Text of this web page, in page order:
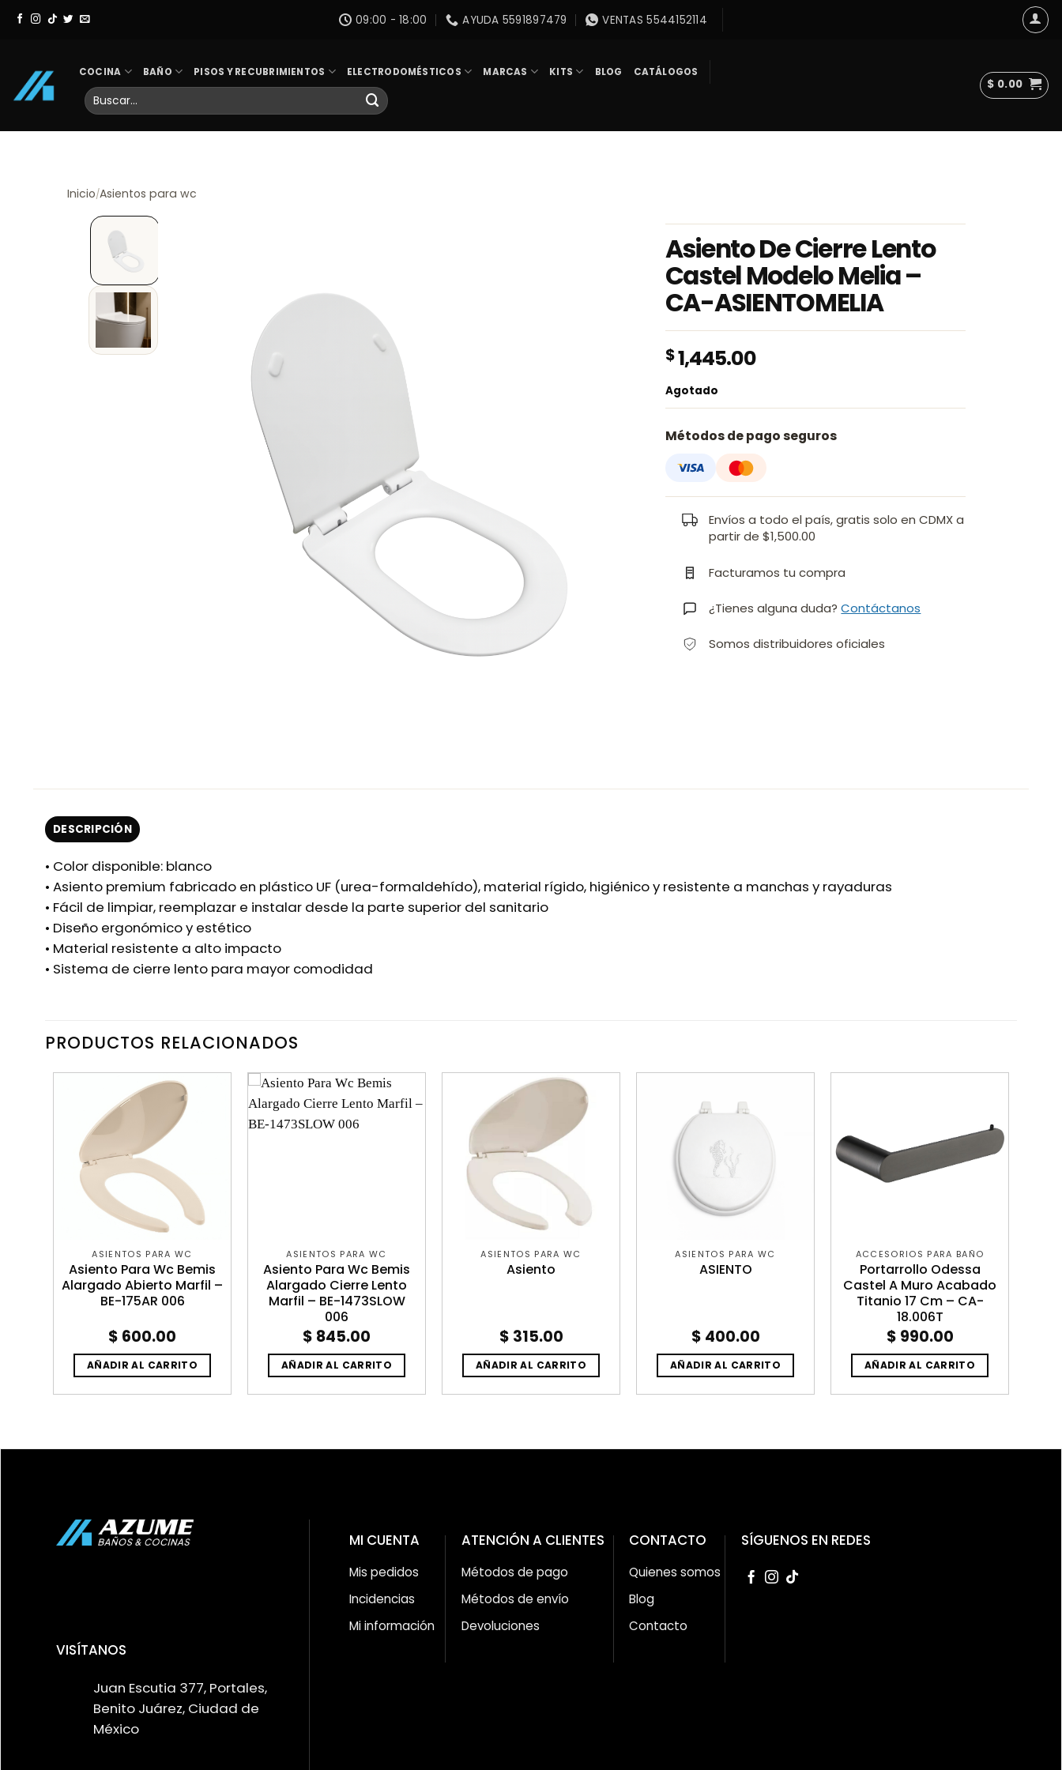
Skip
09:00 - 18:00 AYUDA 5591897479 VENTAS 5544152114
COCINA BAÑO PISOS Y RECUBRIMIENTOS ELECTRODOMÉSTICOS MARCAS KITS BLOG CATÁLOGOS
Buscar
por:
$ 0.00
Inicio/Asientos para wc
Asiento De Cierre Lento
Castel Modelo Melia –
CA-ASIENTOMELIA
$1,445.00
Agotado
Métodos de pago seguros
Envíos a todo el país, gratis solo en CDMX a
partir de $1,500.00
Facturamos tu compra
¿Tienes alguna duda?Contáctanos
Somos distribuidores oficiales
DESCRIPCIÓN
• Color disponible: blanco
• Asiento premium fabricado en plástico UF (urea-formaldehído), material rígido, higiénico y resistente a manchas y rayaduras
• Fácil de limpiar, reemplazar e instalar desde la parte superior del sanitario
• Diseño ergonómico y estético
• Material resistente a alto impacto
• Sistema de cierre lento para mayor comodidad
PRODUCTOS RELACIONADOS
ASIENTOS PARA WC
Asiento Para Wc Bemis
Alargado Abierto Marfil –
BE-175AR 006
$ 600.00
AÑADIR AL CARRITO
ASIENTOS PARA WC
Asiento Para Wc Bemis
Alargado Cierre Lento
Marfil – BE-1473SLOW
006
$ 845.00
AÑADIR AL CARRITO
ASIENTOS PARA WC
Asiento
$ 315.00
AÑADIR AL CARRITO
ASIENTOS PARA WC
ASIENTO
$ 400.00
AÑADIR AL CARRITO
ACCESORIOS PARA BAÑO
Portarrollo Odessa
Castel A Muro Acabado
Titanio 17 Cm – CA-
18.006T
$ 990.00
AÑADIR AL CARRITO
VISÍTANOS
Juan Escutia 377, Portales,
Benito Juárez, Ciudad de
México
MI CUENTA
Mis pedidos
Incidencias
Mi información
ATENCIÓN A CLIENTES
Métodos de pago
Métodos de envío
Devoluciones
CONTACTO
Quienes somos
Blog
Contacto
SÍGUENOS EN REDES